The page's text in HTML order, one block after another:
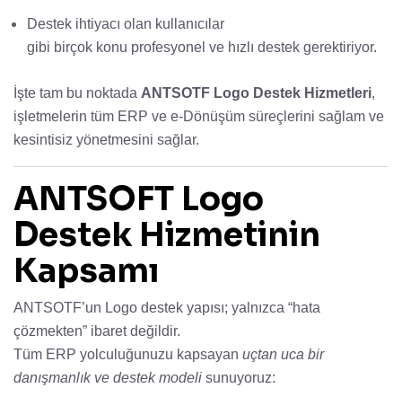
Destek ihtiyacı olan kullanıcılar
gibi birçok konu profesyonel ve hızlı destek gerektiriyor.
İşte tam bu noktada ANTSOTF Logo Destek Hizmetleri,
işletmelerin tüm ERP ve e-Dönüşüm süreçlerini sağlam ve
kesintisiz yönetmesini sağlar.
ANTSOFT Logo
Destek Hizmetinin
Kapsamı
ANTSOTF’un Logo destek yapısı; yalnızca “hata
çözmekten” ibaret değildir.
Tüm ERP yolculuğunuzu kapsayan uçtan uca bir
danışmanlık ve destek modeli sunuyoruz: